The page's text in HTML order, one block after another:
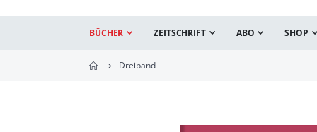
BÜCHER ZEITSCHRIFT ABO SHOP
Dreiband